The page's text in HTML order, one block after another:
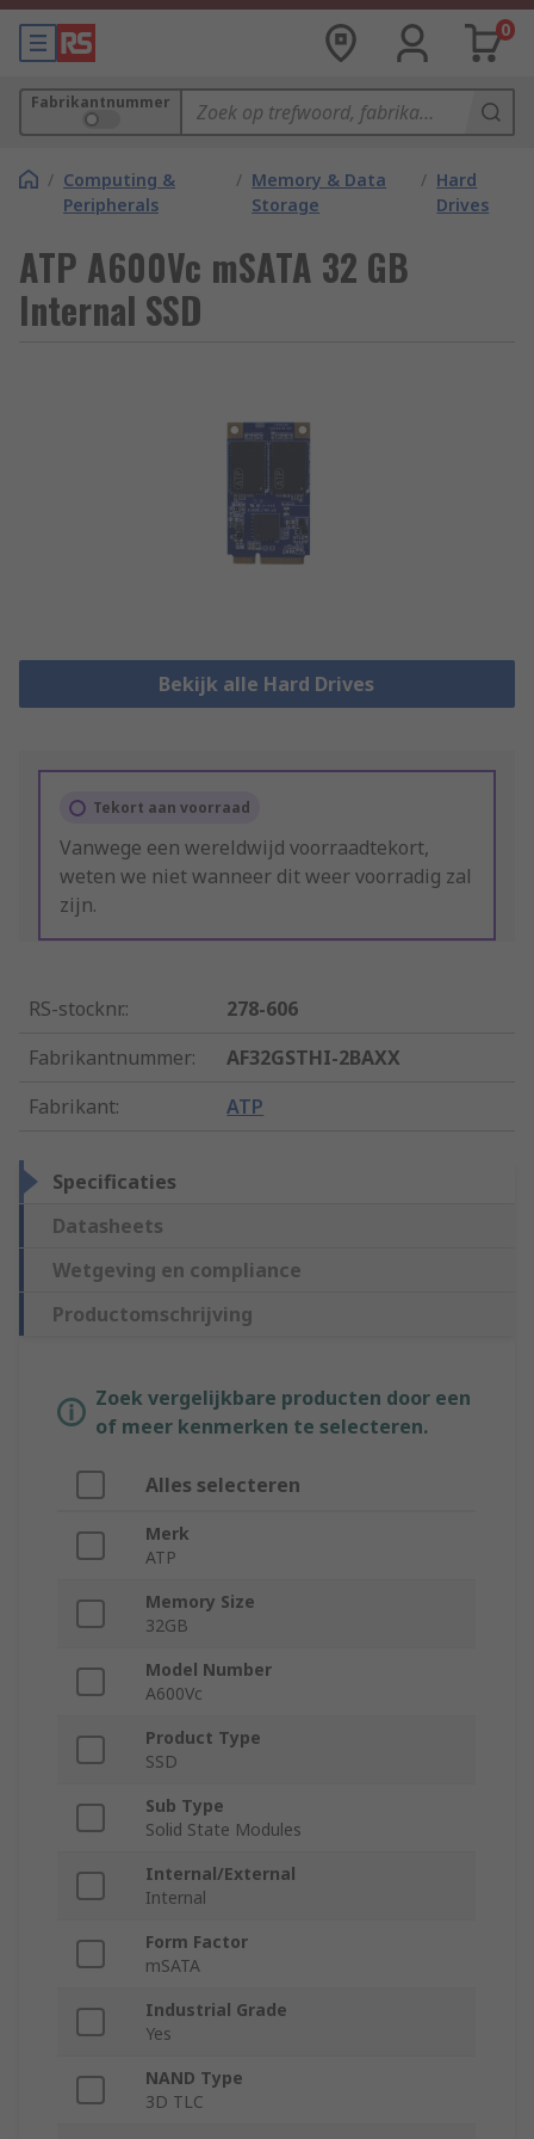
0
Fabrikantnummer
/ Computing &
Peripherals
/ Memory & Data
Storage
/ Hard
Drives
ATP A600Vc mSATA 32 GB
Internal SSD
Bekijk alle Hard Drives
Tekort aan voorraad
Vanwege een wereldwijd voorraadtekort,
weten we niet wanneer dit weer voorradig zal
zijn.
RS-stocknr.:
278-606
Fabrikantnummer:
AF32GSTHI-2BAXX
Fabrikant: ATP
Specificaties
Datasheets
Wetgeving en compliance
Productomschrijving
Zoek vergelijkbare producten door een
of meer kenmerken te selecteren.
Alles selecteren
Merk
ATP
Memory Size
32GB
Model Number
A600Vc
Product Type
SSD
Sub Type
Solid State Modules
Internal/External
Internal
Form Factor
mSATA
Industrial Grade
Yes
NAND Type
3D TLC